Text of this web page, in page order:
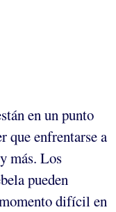
en un punto
que enfrentarse a
más. Los
pueden
difícil en